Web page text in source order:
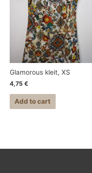
Glamorous kleit, XS
4,75 €
Add to cart